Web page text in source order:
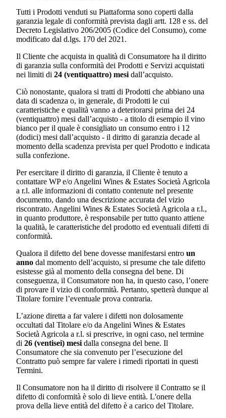
Tutti i Prodotti venduti su Piattaforma sono coperti dalla
garanzia legale di conformità prevista dagli artt. 128 e ss. del
Decreto Legislativo 206/2005 (Codice del Consumo), come
modificato dal d.lgs. 170 del 2021.
Il Cliente che acquista in qualità di Consumatore ha il diritto
di garanzia sulla conformità dei Prodotti e Servizi acquistati
nei limiti di 24 (ventiquattro) mesi dall’acquisto.
Ciò nonostante, qualora si tratti di Prodotti che abbiano una
data di scadenza o, in generale, di Prodotti le cui
caratteristiche e qualità vanno a deteriorarsi prima dei 24
(ventiquattro) mesi dall’acquisto - a titolo di esempio il vino
bianco per il quale è consigliato un consumo entro i 12
(dodici) mesi dall’acquisto - il diritto di garanzia decade al
momento della scadenza prevista per quel Prodotto e indicata
sulla confezione.
Per esercitare il diritto di garanzia, il Cliente è tenuto a
contattare WP e/o Angelini Wines & Estates Società Agricola
a r.l. alle informazioni di contatto contenute nel presente
documento, dando una descrizione accurata del vizio
riscontrato. Angelini Wines & Estates Società Agricola a r.l.,
in quanto produttore, è responsabile per tutto quanto attiene
la qualità, le caratteristiche del prodotto ed eventuali difetti di
conformità.
Qualora il difetto del bene dovesse manifestarsi entro un
anno dal momento dell’acquisto, si presume che tale difetto
esistesse già al momento della consegna del bene. Di
conseguenza, il Consumatore non ha, in questo caso, l’onere
di provare il vizio di conformità. Pertanto, spetterà dunque al
Titolare fornire l’eventuale prova contraria.
L’azione diretta a far valere i difetti non dolosamente
occultati dal Titolare e/o da Angelini Wines & Estates
Società Agricola a r.l. si prescrive, in ogni caso, nel termine
di 26 (ventisei) mesi dalla consegna del bene. Il
Consumatore che sia convenuto per l’esecuzione del
Contratto può sempre far valere i rimedi riportati in questi
Termini.
Il Consumatore non ha il diritto di risolvere il Contratto se il
difetto di conformità è solo di lieve entità. L'onere della
prova della lieve entità del difetto è a carico del Titolare.